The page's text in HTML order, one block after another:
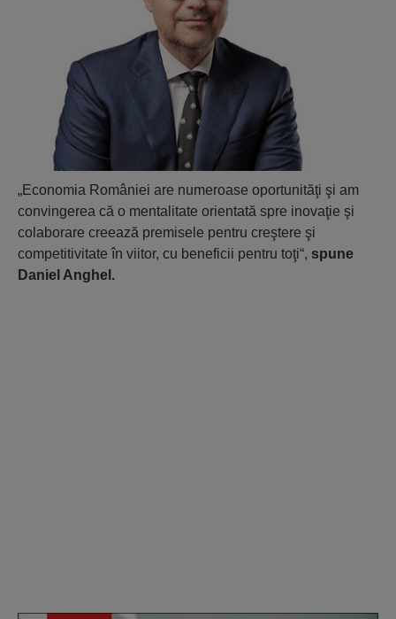
„Economia României are numeroase oportunităţi şi am
convingerea că o mentalitate orientată spre inovaţie şi
colaborare creează premisele pentru creştere şi
competitivitate în viitor, cu beneficii pentru toţi“, spune
Daniel Anghel.